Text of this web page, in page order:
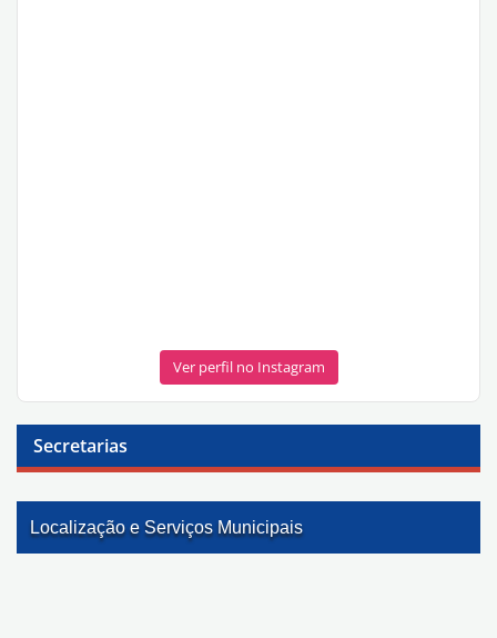
Ver perfil no Instagram
Secretarias
Localização e Serviços Municipais